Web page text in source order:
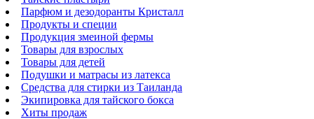
Парфюм и дезодоранты Кристалл
Продукты и специи
Продукция змеиной фермы
Товары для взрослых
Товары для детей
Подушки и матрасы из латекса
Средства для стирки из Таиланда
Экипировка для тайского бокса
Хиты продаж